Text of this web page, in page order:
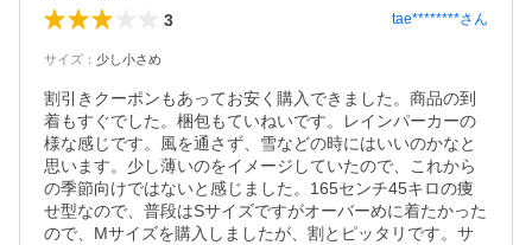
3 tae********さん
サイズ ： 少し小さめ
割引きクーポンもあってお安く購入できました。商品の到
着もすぐでした。梱包もていねいです。レインパーカーの
様な感じです。風を通さず、雪などの時にはいいのかなと
思います。少し薄いのをイメージしていたので、これから
の季節向けではないと感じました。165センチ45キロの痩
せ型なので、普段はSサイズですがオーバーめに着たかった
ので、Mサイズを購入しましたが、割とピッタリです。サ